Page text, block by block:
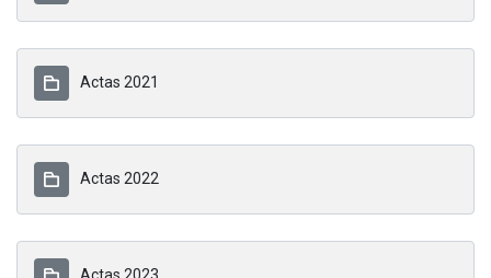
Actas 2021
Actas 2022
Actas 2023